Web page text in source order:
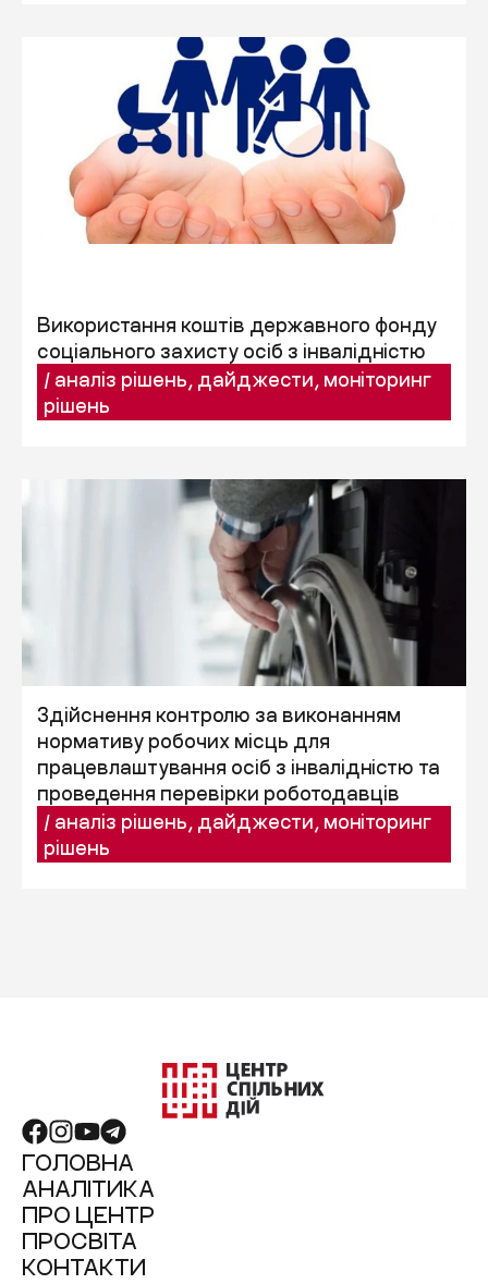
Використання коштів державного фонду
соціального захисту осіб з інвалідністю
/ аналіз рішень, дайджести, моніторинг
рішень
Здійснення контролю за виконанням
нормативу робочих місць для
працевлаштування осіб з інвалідністю та
проведення перевірки роботодавців
/ аналіз рішень, дайджести, моніторинг
рішень
ГОЛОВНА
АНАЛІТИКА
ПРО ЦЕНТР
ПРОСВІТА
КОНТАКТИ